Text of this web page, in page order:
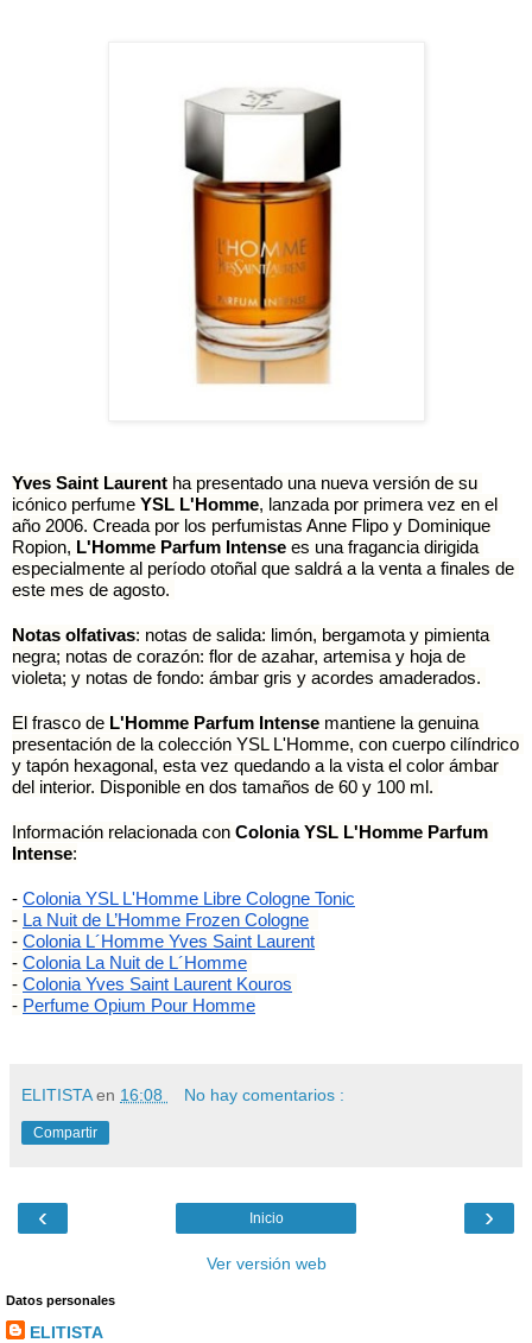
Yves Saint Laurent ha presentado una nueva versión de su
icónico perfume YSL L'Homme, lanzada por primera vez en el
año 2006. Creada por los perfumistas Anne Flipo y Dominique
Ropion, L'Homme Parfum Intense es una fragancia dirigida
especialmente al período otoñal que saldrá a la venta a finales de
este mes de agosto.
Notas olfativas: notas de salida: limón, bergamota y pimienta
negra; notas de corazón: flor de azahar, artemisa y hoja de
violeta; y notas de fondo: ámbar gris y acordes amaderados.
El frasco de L'Homme Parfum Intense mantiene la genuina
presentación de la colección YSL L'Homme, con cuerpo cilíndrico
y tapón hexagonal, esta vez quedando a la vista el color ámbar
del interior. Disponible en dos tamaños de 60 y 100 ml.
Información relacionada con Colonia YSL L'Homme Parfum
Intense:
- Colonia YSL L'Homme Libre Cologne Tonic
- La Nuit de L’Homme Frozen Cologne
- Colonia L´Homme Yves Saint Laurent
- Colonia La Nuit de L´Homme
- Colonia Yves Saint Laurent Kouros
- Perfume Opium Pour Homme
ELITISTAen 16:08 No hay comentarios :
Compartir
‹ ›
Inicio
Ver versión web
Datos personales
ELITISTA